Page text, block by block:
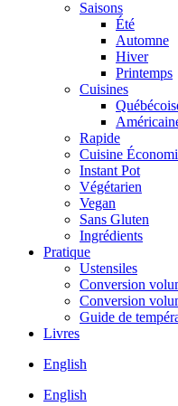
Saisons
Été
Automne
Hiver
Printemps
Cuisines
Rapide
Cuisine
Instant Pot
Végétarien
Vegan
Sans Gluten
Ingrédients
Pratique
Ustensiles
Conversion
Conversion
Guide de
Livres
English
English